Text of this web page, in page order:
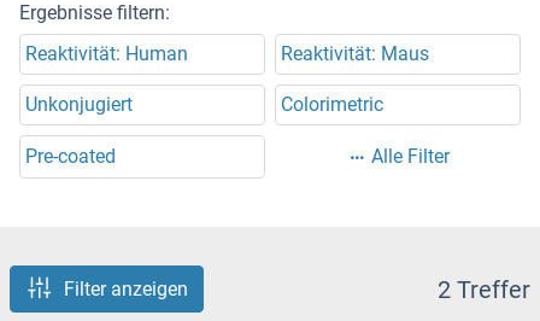
Ergebnisse filtern:
Reaktivität: Human
Reaktivität: Maus
Unkonjugiert Colorimetric
Pre-coated Alle Filter
Filter anzeigen 2 Treffer